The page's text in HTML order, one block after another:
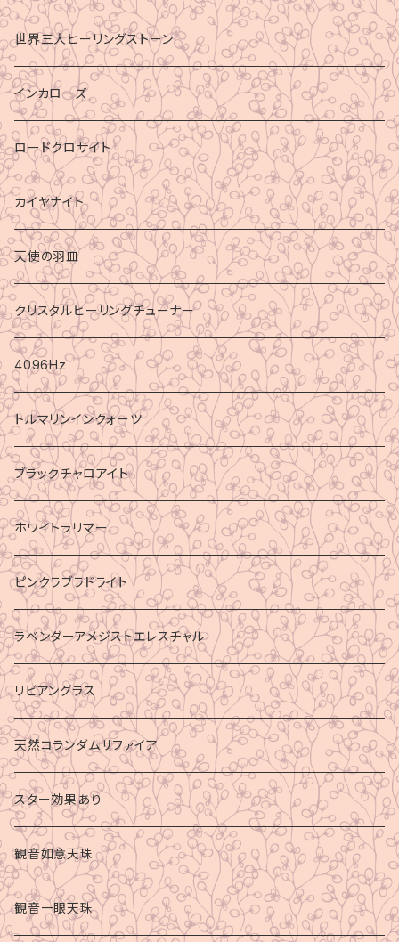
世界三大ヒーリングストーン
インカローズ
ロードクロサイト
カイヤナイト
天使の羽皿
クリスタルヒーリングチューナー
4096Hz
トルマリンインクォーツ
ブラックチャロアイト
ホワイトラリマー
ピンクラブラドライト
ラベンダーアメジストエレスチャル
リビアングラス
天然コランダムサファイア
スター効果あり
観音如意天珠
観音一眼天珠